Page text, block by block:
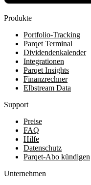
Produkte
Portfolio-Tracking
Parqet Terminal
Dividendenkalender
Integrationen
Parqet Insights
Finanzrechner
Elbstream Data
Support
Preise
FAQ
Hilfe
Datenschutz
Parqet-Abo kündigen
Unternehmen